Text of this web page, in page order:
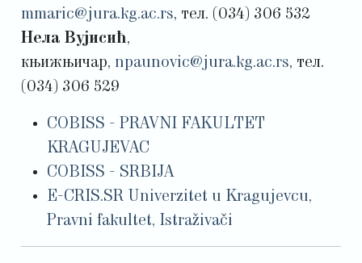
mmaric@jura.kg.ac.rs, тел. (034) 306 532
Нела Вујисић,
књижњичар, npaunovic@jura.kg.ac.rs, тел.
(034) 306 529
COBISS - PRAVNI FAKULTET
KRAGUJEVAC
COBISS - SRBIJA
E-CRIS.SR Univerzitet u Kragujevcu,
Pravni fakultet, Istraživači